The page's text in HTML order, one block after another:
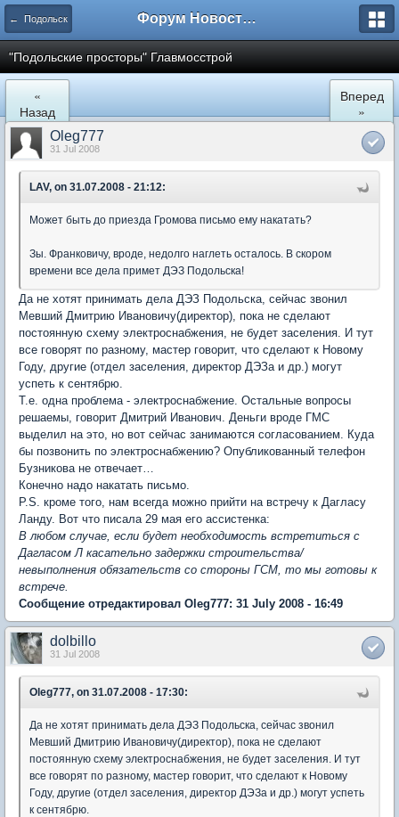
← Подольск Форум Новостройки
"Подольские просторы" Главмосстрой
«
Назад
Вперед
»
Oleg777
31 Jul 2008
LAV, on 31.07.2008 - 21:12:
Может быть до приезда Громова письмо ему накатать?
Зы. Франковичу, вроде, недолго наглеть осталось. В скором
времени все дела примет ДЭЗ Подольска!
Да не хотят принимать дела ДЭЗ Подольска, сейчас звонил
Мевший Дмитрию Ивановичу(директор), пока не сделают
постоянную схему электроснабжения, не будет заселения. И тут
все говорят по разному, мастер говорит, что сделают к Новому
Году, другие (отдел заселения, директор ДЭЗа и др.) могут
успеть к сентябрю.
Т.е. одна проблема - электроснабжение. Остальные вопросы
решаемы, говорит Дмитрий Иванович. Деньги вроде ГМС
выделил на это, но вот сейчас занимаются согласованием. Куда
бы позвонить по электроснабжению? Опубликованный телефон
Бузникова не отвечает…
Конечно надо накатать письмо.
P.S. кроме того, нам всегда можно прийти на встречу к Дагласу
Ланду. Вот что писала 29 мая его ассистенка:
В любом случае, если будет необходимость встретиться с
Дагласом Л касательно задержки строительства/
невыполнения обязательств со стороны ГСМ, то мы готовы к
встрече.
Сообщение отредактировал Oleg777: 31 July 2008 - 16:49
dolbillo
31 Jul 2008
Oleg777, on 31.07.2008 - 17:30:
Да не хотят принимать дела ДЭЗ Подольска, сейчас звонил
Мевший Дмитрию Ивановичу(директор), пока не сделают
постоянную схему электроснабжения, не будет заселения. И тут
все говорят по разному, мастер говорит, что сделают к Новому
Году, другие (отдел заселения, директор ДЭЗа и др.) могут успеть
к сентябрю.